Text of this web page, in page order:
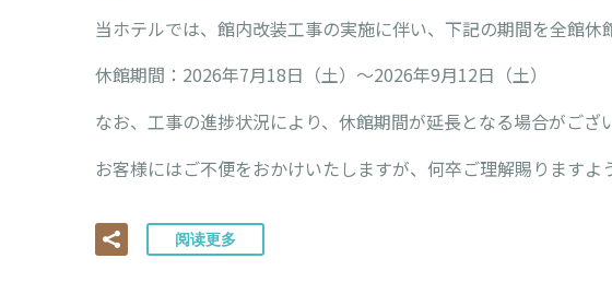
当ホテルでは、館内改装工事の実施に伴い、下記の期間を全館休
休館期間：2026年7月18日（土）～2026年9月12日（土）
なお、工事の進捗状況により、休館期間が延長となる場合がござ
お客様にはご不便をおかけいたしますが、何卒ご理解賜りますよ
阅读更多